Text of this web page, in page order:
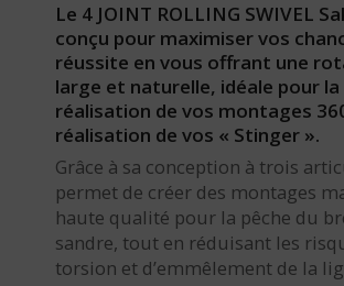
Le 4 JOINT ROLLING SWIVEL
conçu pour maximiser vos
réussite en vous offrant une
large et naturelle, idéale pour la
réalisation de vos montages
réalisation de vos « Stinger ».
Grâce à sa conception à trois
permet de créer des montages
haute qualité pour la pêche du
sandre, tout en réduisant les
torsion et d’emmêlement de la